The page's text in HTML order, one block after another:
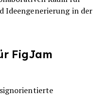
Ideengenerierung in der
FigJam